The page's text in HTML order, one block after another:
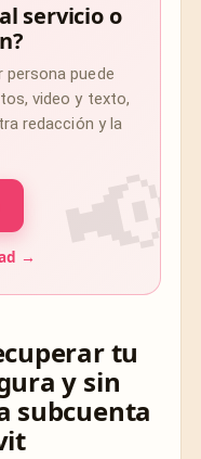
servicio o
persona puede
video y texto,
redacción y la
→
tu
y sin
subcuenta